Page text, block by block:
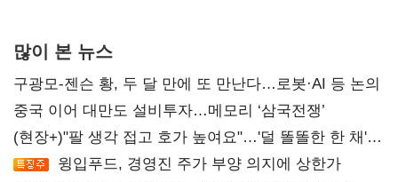
많이 본 뉴스
구광모-젠슨 황, 두 달 만에 또 만난다…로봇·AI 등 논의
중국 이어 대만도 설비투자…메모리 ‘삼국전쟁’
(현장+)"팔 생각 접고 호가 높여요"…'덜 똘똘한 한 채'
20억 키맞추기
윙입푸드, 경영진 주가 부양 의지에 상한가